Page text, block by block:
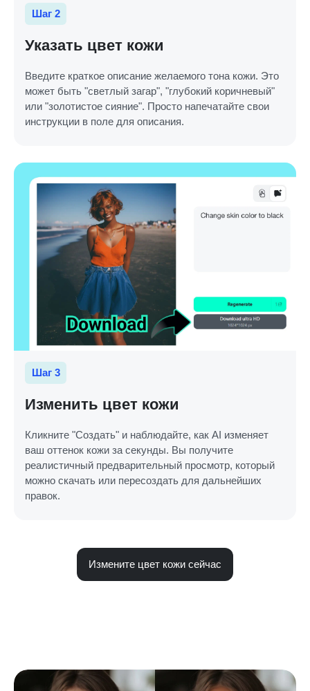
Шаг 2
Указать цвет кожи
Введите краткое описание желаемого тона кожи. Это
может быть "светлый загар", "глубокий коричневый"
или "золотистое сияние". Просто напечатайте свои
инструкции в поле для описания.
Шаг 3
Изменить цвет кожи
Кликните "Создать" и наблюдайте, как AI изменяет
ваш оттенок кожи за секунды. Вы получите
реалистичный предварительный просмотр, который
можно скачать или пересоздать для дальнейших
правок.
Измените цвет кожи сейчас